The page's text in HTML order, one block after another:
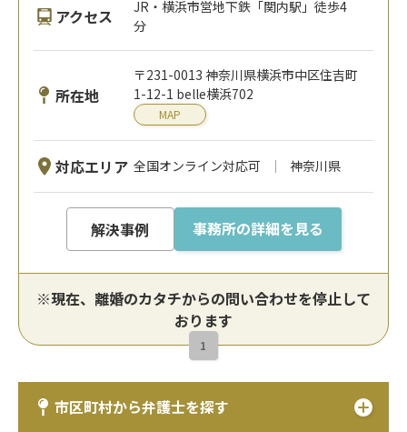
アクセス
JR・横浜市営地下鉄「関内駅」徒歩4
分
所在地
〒231-0013 神奈川県横浜市中区住吉町
1-12-1 belle横浜702
MAP
対応エリア 全国オンライン対応可 神奈川県
解決事例 事務所の詳細を見る
※現在、離婚のカタチからの問い合わせを停止して
おります
1
市区町村から弁護士を探す